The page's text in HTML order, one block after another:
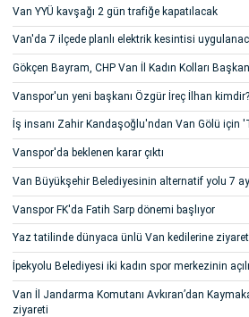
Van YYÜ kavşağı 2 gün trafiğe kapatılacak
Van'da 7 ilçede planlı elektrik kesintisi
Gökçen Bayram, CHP Van İl Kadın Kolları
Vanspor'un yeni başkanı Özgür İreç İlhan kimdir?
İş insanı Zahir Kandaşoğlu'ndan Van Gölü için
Vanspor'da beklenen karar çıktı
Van Büyükşehir Belediyesinin alternatif yolu 7
Vanspor FK'da Fatih Sarp dönemi başlıyor
Yaz tatilinde dünyaca ünlü Van kedilerine
İpekyolu Belediyesi iki kadın spor merkezinin
Van İl Jandarma Komutanı Avkıran’dan
ziyareti